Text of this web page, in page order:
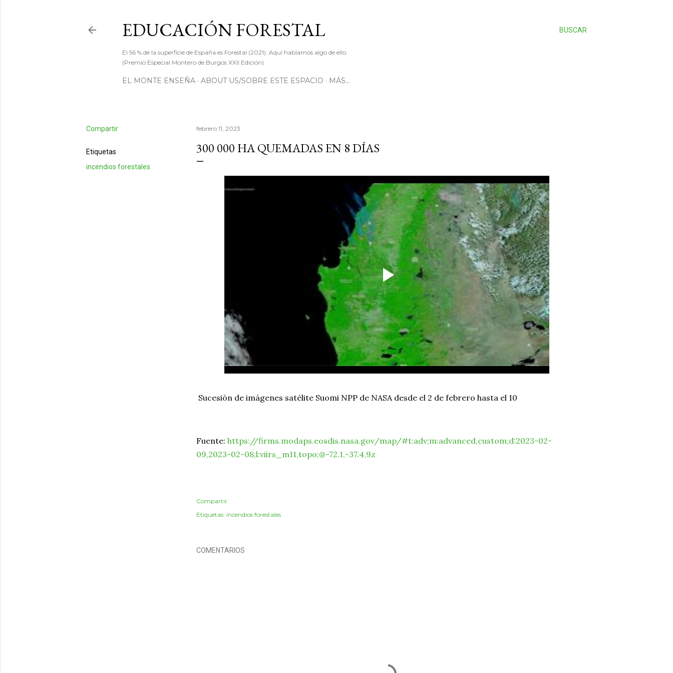
BUSCAR
EDUCACIÓN FORESTAL
El 56 % de la superficie de España es Forestal (2021). Aquí hablamos algo de ello.
(Premio Especial Montero de Burgos XXII Edición)
EL MONTE ENSEÑA ABOUT US/SOBRE ESTE ESPACIO MÁS…
Compartir
Etiquetas
incendios forestales
febrero 11, 2023
300 000 HA QUEMADAS EN 8 DÍAS
Sucesión de imágenes satélite Suomi NPP de NASA desde el 2 de febrero hasta el 10
Fuente: https://firms.modaps.eosdis.nasa.gov/map/#t:adv;m:advanced,custom;d:2023-02-
09,2023-02-08;l:viirs_m11,topo;@-72.1,-37.4,9z
Compartir
Etiquetas: incendios forestales
COMENTARIOS